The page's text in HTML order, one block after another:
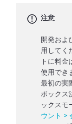
注意
開発およ
用してく
トに料金
使用でき
最初の実
ボックス
ックスモ
ウント >